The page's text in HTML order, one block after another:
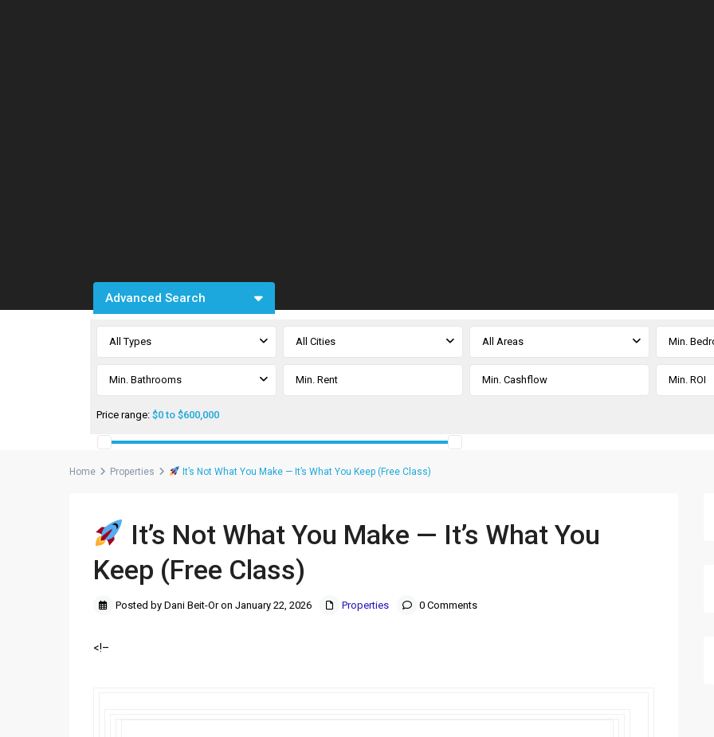
Advanced Search
All Types All Cities All Areas Min.
Min. Bathrooms
Price range: $0 to $600,000
Home Properties It’s Not What You Make — It’s What You Keep (Free Class)
It’s Not What You Make — It’s What You
Keep (Free Class)
Posted by Dani Beit-Or on January 22, 2026 Properties 0 Comments
<!–